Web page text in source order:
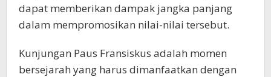
dapat memberikan dampak jangka panjang
dalam mempromosikan nilai-nilai tersebut.
Kunjungan Paus Fransiskus adalah momen
bersejarah yang harus dimanfaatkan dengan